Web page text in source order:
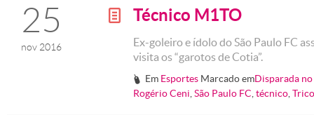
25
nov 2016
g Técnico M1TO
Ex-goleiro e ídolo do São Paulo FC
visita os “garotos de Cotia”.
# Em Esportes Marcado emDisparada
Rogério Ceni São Paulo FC técnico